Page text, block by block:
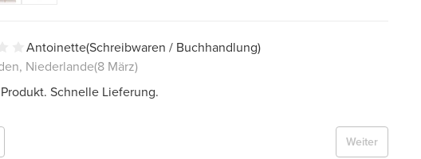
Antoinette(Schreibwaren / Buchhandlung)
Niederlande(8 März)
Schnelle Lieferung.
Weiter